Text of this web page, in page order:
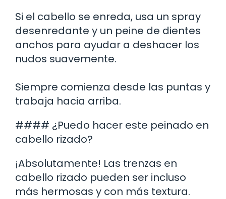
Si el cabello se enreda, usa un spray
desenredante y un peine de dientes
anchos para ayudar a deshacer los
nudos suavemente.
Siempre comienza desde las puntas y
trabaja hacia arriba.
#### ¿Puedo hacer este peinado en
cabello rizado?
¡Absolutamente! Las trenzas en
cabello rizado pueden ser incluso
más hermosas y con más textura.